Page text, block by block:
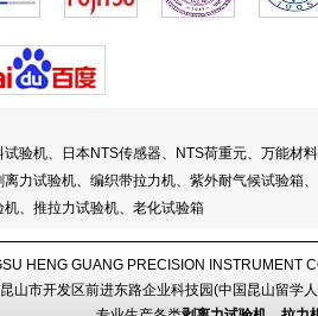
验机、日本NTS传感器、NTS荷重元、万能
力试验机、编织带拉力机、紫外耐气候试验
、推拉力试验机、老化试验箱
HENG GUANG PRECISION INSTRUMENT
山市开发区前进东路企业科技园(中国昆山留